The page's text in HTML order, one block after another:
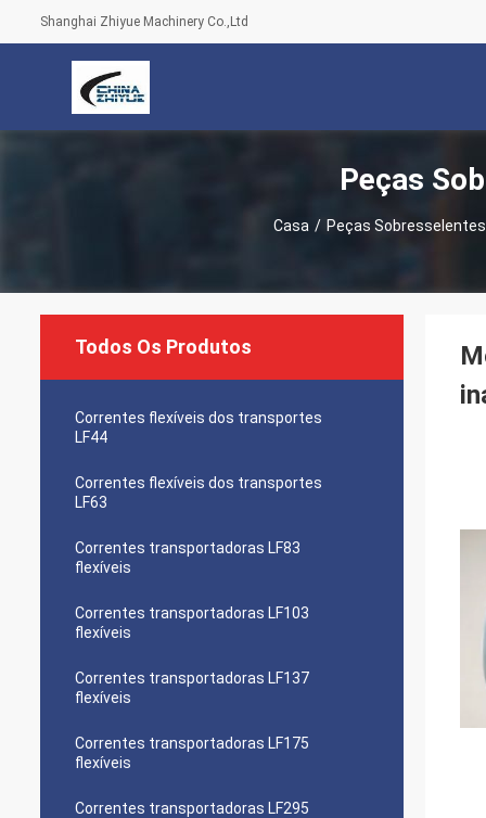
Shanghai Zhiyue Machinery Co.,Ltd
Peças
Casa / Peças
Todos Os Produtos
Correntes flexíveis dos transportes
LF44
Correntes flexíveis dos transportes
LF63
Correntes transportadoras LF83
flexíveis
Correntes transportadoras LF103
flexíveis
Correntes transportadoras LF137
flexíveis
Correntes transportadoras LF175
flexíveis
Correntes transportadoras LF295